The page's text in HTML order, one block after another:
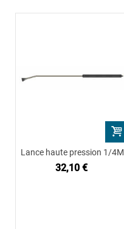
Lance haute pression 1/4M
32,10 €